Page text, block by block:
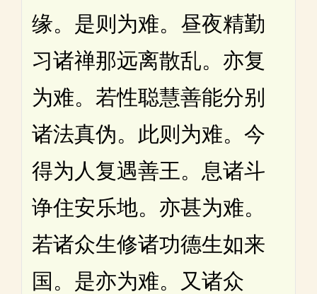
缘。是则为难。昼夜精勤
习诸禅那远离散乱。亦复
为难。若性聪慧善能分别
诸法真伪。此则为难。今
得为人复遇善王。息诸斗
诤住安乐地。亦甚为难。
若诸众生修诸功德生如来
国。是亦为难。又诸众